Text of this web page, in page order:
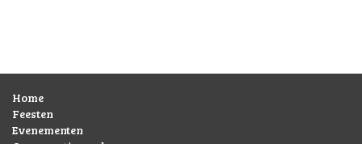
Home
Feesten
Evenementen